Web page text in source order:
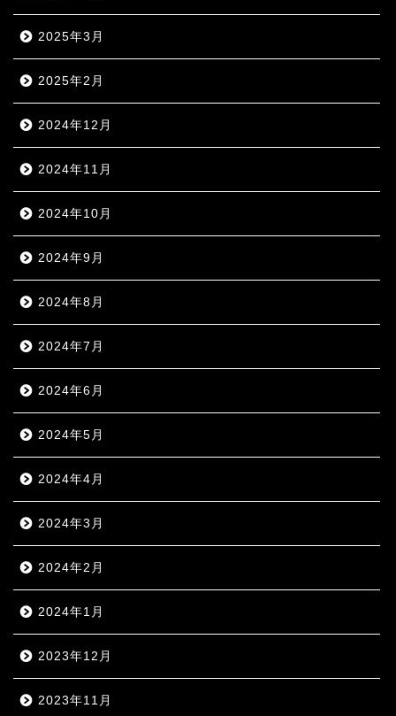
2025年3月
2025年2月
2024年12月
2024年11月
2024年10月
2024年9月
2024年8月
2024年7月
2024年6月
2024年5月
2024年4月
2024年3月
2024年2月
2024年1月
2023年12月
2023年11月